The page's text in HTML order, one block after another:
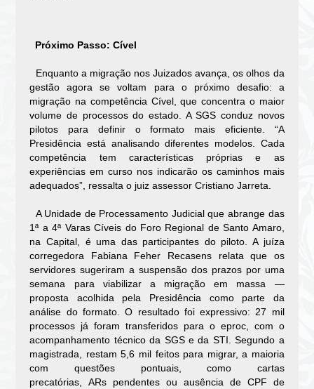
Próximo Passo: Cível
Enquanto a migração nos Juizados avança, os olhos da
gestão agora se voltam para o próximo desafio: a
migração na competência Cível, que concentra o maior
volume de processos do estado. A SGS conduz novos
pilotos para definir o formato mais eficiente. “A
Presidência está analisando diferentes modelos. Cada
competência tem características próprias e as
experiências em curso nos indicarão os caminhos mais
adequados”, ressalta o juiz assessor Cristiano Jarreta.
A Unidade de Processamento Judicial que abrange das
1ª a 4ª Varas Cíveis do Foro Regional de Santo Amaro,
na Capital, é uma das participantes do piloto. A juíza
corregedora Fabiana Feher Recasens relata que os
servidores sugeriram a suspensão dos prazos por uma
semana para viabilizar a migração em massa —
proposta acolhida pela Presidência como parte da
análise do formato. O resultado foi expressivo: 27 mil
processos já foram transferidos para o eproc, com o
acompanhamento técnico da SGS e da STI. Segundo a
magistrada, restam 5,6 mil feitos para migrar, a maioria
com questões pontuais, como cartas
precatórias,ARs pendentes ou ausência de CPF de